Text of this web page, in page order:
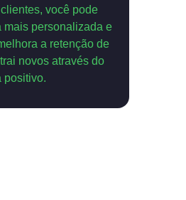
você pode
mais personalizada e
a retenção de
novos através do
positivo.